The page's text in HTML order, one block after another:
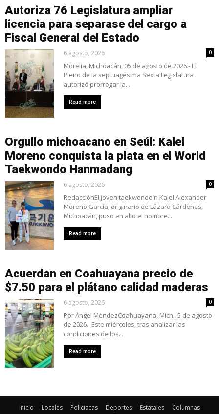
Autoriza 76 Legislatura ampliar
licencia para separase del cargo a
Fiscal General del Estado
6 agosto, 2026 0
Morelia, Michoacán, 05 de agosto de 2026.- El
Pleno de la septuagésima Sexta Legislatura
autorizó prorrogar la...
Read more
Orgullo michoacano en Seúl: Kalel
Moreno conquista la plata en el World
Taekwondo Hanmadang
6 agosto, 2026 0
RedacciónEl joven taekwondoín Kalel Alexander
Moreno García, originario de Lázaro Cárdenas,
Michoacán, puso en alto el nombre...
Read more
Acuerdan en Coahuayana precio de
$7.50 para el plátano calidad maderas
6 agosto, 2026 0
Por Ángel MéndezCoahuayana, Mich., 5 de agosto
de 2026.- Este miércoles, tras analizar las
condiciones de los...
Read more
Inicio Locales Policiacas Deportes Estatales Columnas